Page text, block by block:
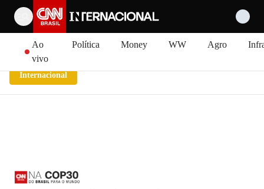
Ao
vivo
Política Money WW Agro
Internacional